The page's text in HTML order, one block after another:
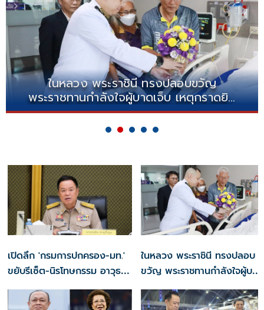
ในหลวง พระราชินี ทรงปลอบขวัญ
พระราชทานกำลังใจผู้บาดเจ็บ เหตุกราดยิง
รร.เทพศิรินทร์นนทบุรี
เปิดลึก 'กรมการปกครอง-มท.'
ขยับรีเซ็ต-นิรโทษกรรม อาวุธ
ปืนทั่วประเทศ
ในหลวง พระราชินี ทรงปลอบ
ขวัญ พระราชทานกำลังใจผู้บาด
เจ็บ เหตุกราดยิง
รร.เทพศิรินทร์นนทบุรี